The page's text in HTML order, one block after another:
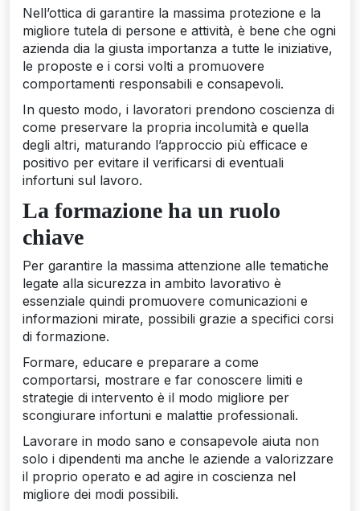
Nell’ottica di garantire la massima protezione e la
migliore tutela di persone e attività, è bene che ogni
azienda dia la giusta importanza a tutte le iniziative,
le proposte e i corsi volti a promuovere
comportamenti responsabili e consapevoli.
In questo modo, i lavoratori prendono coscienza di
come preservare la propria incolumità e quella
degli altri, maturando l’approccio più efficace e
positivo per evitare il verificarsi di eventuali
infortuni sul lavoro.
La formazione ha un ruolo
chiave
Per garantire la massima attenzione alle tematiche
legate alla sicurezza in ambito lavorativo è
essenziale quindi promuovere comunicazioni e
informazioni mirate, possibili grazie a specifici corsi
di formazione.
Formare, educare e preparare a come
comportarsi, mostrare e far conoscere limiti e
strategie di intervento è il modo migliore per
scongiurare infortuni e malattie professionali.
Lavorare in modo sano e consapevole aiuta non
solo i dipendenti ma anche le aziende a valorizzare
il proprio operato e ad agire in coscienza nel
migliore dei modi possibili.